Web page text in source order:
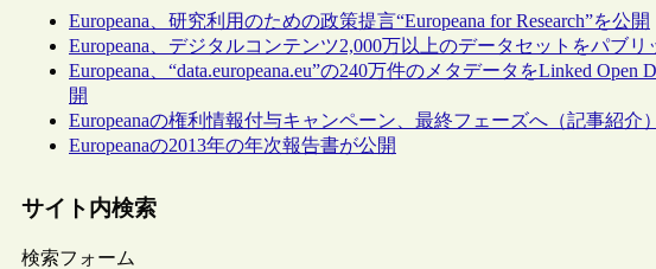
Europeana、研究利用のための政策提言“Europeana for Research”を公開
Europeana、デジタルコンテンツ2,000万以上のデータセットをパブ
Europeana、“data.europeana.eu”の240万件のメタデータをLinked
開
Europeanaの権利情報付与キャンペーン、最終フェーズへ（記事紹介）
Europeanaの2013年の年次報告書が公開
サイト内検索
検索フォーム